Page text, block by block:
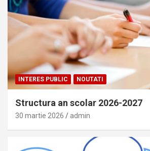
INTERES PUBLIC NOUTATI
Structura an scolar 2026-2027
30 martie 2026 admin